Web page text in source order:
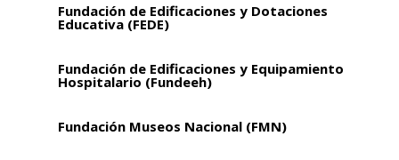
Fundación de Edificaciones y Dotaciones
Educativa (FEDE)
Fundación de Edificaciones y Equipamiento
Hospitalario (Fundeeh)
Fundación Museos Nacional (FMN)